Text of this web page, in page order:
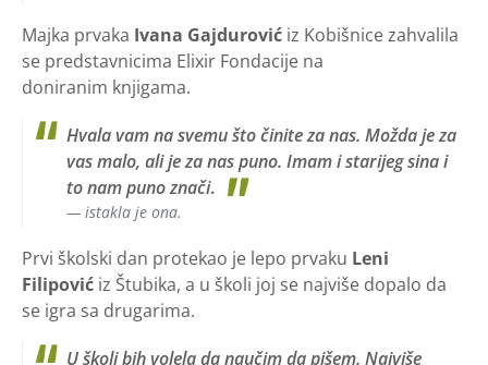
Majka prvaka Ivana Gajdurović iz Kobišnice zahvalila
se predstavnicima Elixir Fondacije na
doniranim knjigama.
Hvala vam na svemu što činite za nas. Možda je za
vas malo, ali je za nas puno. Imam i starijeg sina i
to nam puno znači.
istakla je ona.
Prvi školski dan protekao je lepo prvaku Leni
Filipović iz Štubika, a u školi joj se najviše dopalo da
se igra sa drugarima.
U školi bih volela da naučim da pišem. Najviše